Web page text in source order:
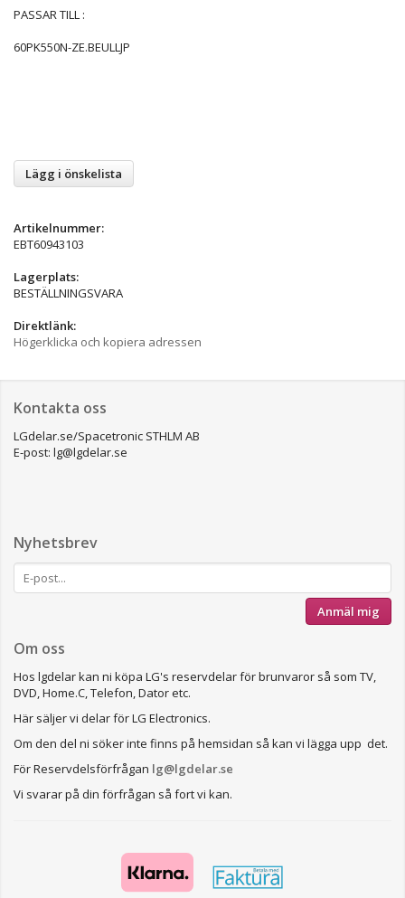
PASSAR TILL :
60PK550N-ZE.BEULLJP
Lägg i önskelista
Artikelnummer:
EBT60943103
Lagerplats:
BESTÄLLNINGSVARA
Direktlänk:
Högerklicka och kopiera adressen
Kontakta oss
LGdelar.se/Spacetronic STHLM AB
E-post: lg@lgdelar.se
Nyhetsbrev
Anmäl mig
Om oss
Hos lgdelar kan ni köpa LG's reservdelar för brunvaror så som TV,
DVD, Home.C, Telefon, Dator etc.
Här säljer vi delar för LG Electronics.
Om den del ni söker inte finns på hemsidan så kan vi lägga upp det.
För Reservdelsförfrågan lg@lgdelar.se
Vi svarar på din förfrågan så fort vi kan.